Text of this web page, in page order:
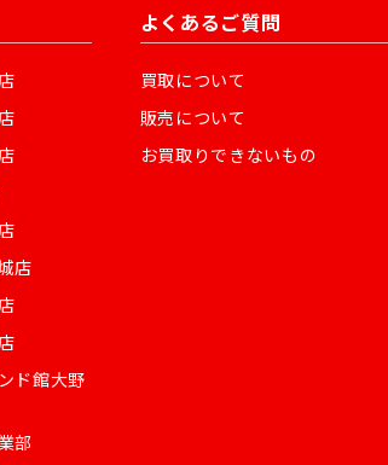
店
ド館大野
部
よくあるご質問
買取について
販売について
お買取りできないもの